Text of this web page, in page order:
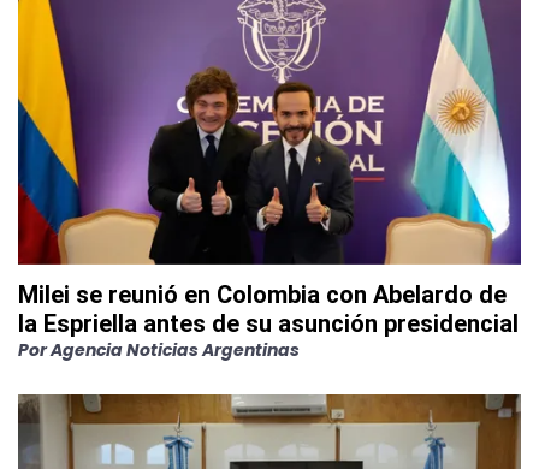
Milei se reunió en Colombia con Abelardo de
la Espriella antes de su asunción presidencial
PorAgencia Noticias Argentinas